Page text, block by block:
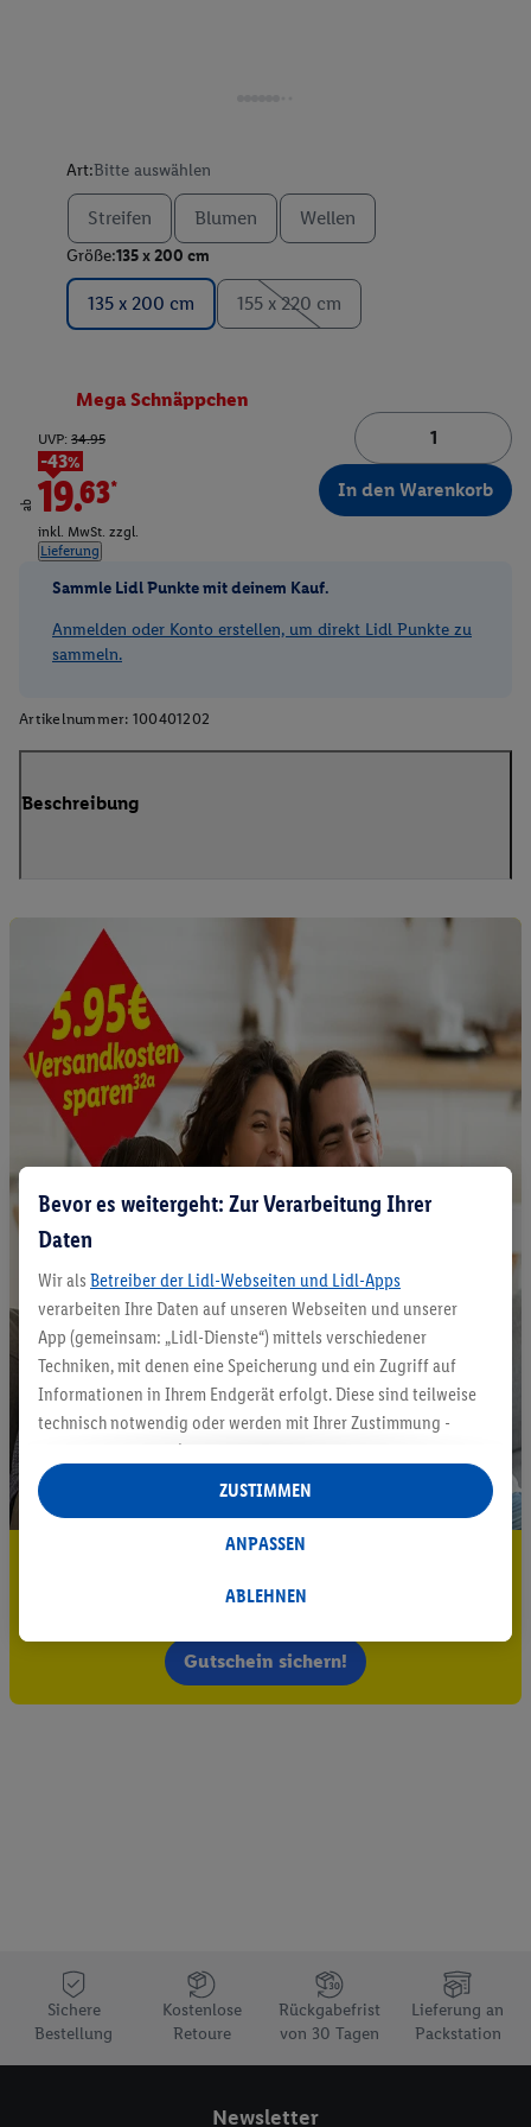
Art:Bitte auswählen
Streifen Blumen Wellen
Größe:135 x 200 cm
135 x 200 cm 155 x 220 cm
Mega Schnäppchen
ab
UVP: 34.95
-43%
19.63*
inkl. MwSt. zzgl.
Lieferung
In den Warenkorb
Sammle Lidl Punkte mit deinem Kauf.
Anmelden oder Konto erstellen, um direkt Lidl Punkte zu
sammeln.
Artikelnummer: 100401202
Beschreibung
Jetzt zum Newsletter anmelden
Gutschein sichern!
Sichere
Bestellung
Kostenlose
Retoure
Rückgabefrist
von 30 Tagen
Lieferung an
Packstation
Newsletter
Bevor es weitergeht: Zur Verarbeitung Ihrer
Daten
Wir als Betreiber der Lidl-Webseiten und Lidl-Apps
verarbeiten Ihre Daten auf unseren Webseiten und unserer
App (gemeinsam: „Lidl-Dienste“) mittels verschiedener
Techniken, mit denen eine Speicherung und ein Zugriff auf
Informationen in Ihrem Endgerät erfolgt. Diese sind teilweise
technisch notwendig oder werden mit Ihrer Zustimmung -
auch durch Partner (u.a.
Verantwortliche; im Zusammenhang mit dem IAB TCF
insgesamt
Statistik-Erstellung oder für personalisierte Werbung
Datenverarbeitungen für personalisierte Werbung werden
Dritten die Ausspielung von Werbung außerhalb der Lidl-
Dienste über die Ihnen und Ihren Haushaltsangehörigen
zugeordneten Endgeräte zu ermöglichen. Sofern Sie
von Daten (z.B. über Ihre Nutzung der Lidl-Dienste, Ihr
Kaufverhalten in den Lidl-Diensten, Informationen aus Ihrem
Kundenkonto - z.B. Alter oder Geschlecht - sowie Ihre genauen
Dienste hinweg einschließlich dem Speichern von und/ oder
ABLEHNEN
ANPASSEN
ZUSTIMMEN